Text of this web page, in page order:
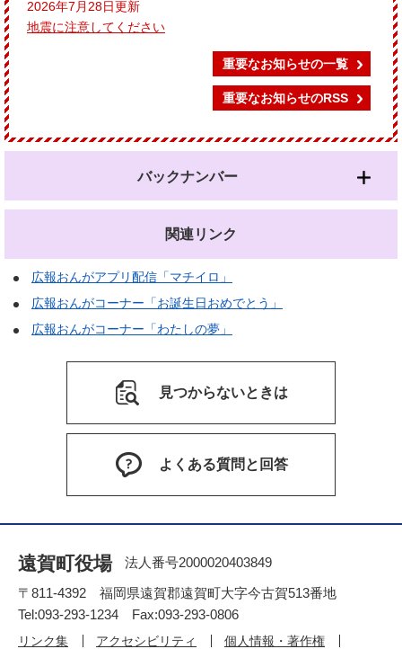
2026年7月28日更新
地震に注意してください
重要なお知らせの一覧
重要なお知らせのRSS
バックナンバー
関連リンク
広報おんがアプリ配信「マチイロ」
広報おんがコーナー「お誕生日おめでとう」
広報おんがコーナー「わたしの夢」
見つからないときは
よくある質問と回答
遠賀町役場
法人番号2000020403849
〒811-4392 福岡県遠賀郡遠賀町大字今古賀513番地
Tel:093-293-1234 Fax:093-293-0806
リンク集 アクセシビリティ 個人情報・著作権